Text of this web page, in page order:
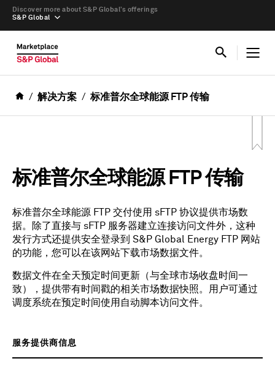
S&P Global
Discover more about S&P Global’s offerings
解决方案 标准普尔全球能源 FTP 传输
标准普尔全球能源 FTP 传输
标准普尔全球能源 FTP 交付使用 sFTP 协议提供市场数
据。除了直接与 sFTP 服务器建立连接访问文件外，这种
发行方式还提供安全登录到 S&P Global Energy FTP 网站
的功能，您可以在该网站下载市场数据文件。
数据文件在全天预定时间更新（与全球市场收盘时间一
致），提供带有时间戳的相关市场数据快照。用户可通过
调度系统在预定时间使用自动脚本访问文件。
服务提供商信息